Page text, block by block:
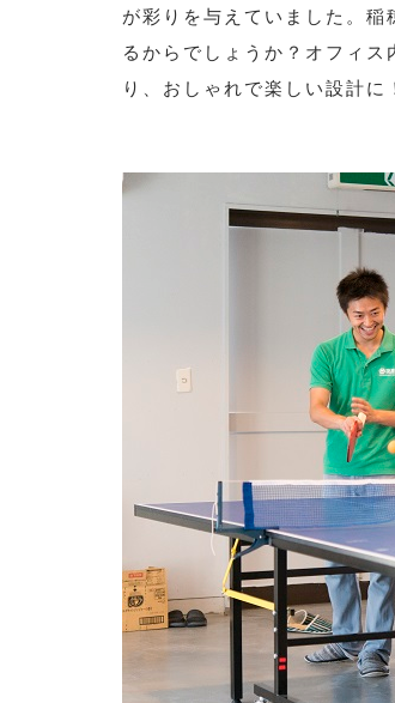
が彩りを与えていました。
るからでしょうか？オフィ
り、おしゃれで楽しい設計に